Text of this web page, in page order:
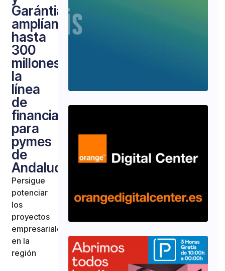
Garántia
amplían
hasta
300
millones
la
línea
de
financiación
para
pymes
de
Andalucía
Persigue
potenciar
los
proyectos
empresariales
en la
región